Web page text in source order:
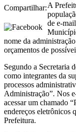
Compartilhar:A
de e-
nome da
orçamentos de
Segundo a Secretaria
como integrantes da
processos
Administração”. Nos
acessar um chamado
endereços eletrônicos
Prefeitura.